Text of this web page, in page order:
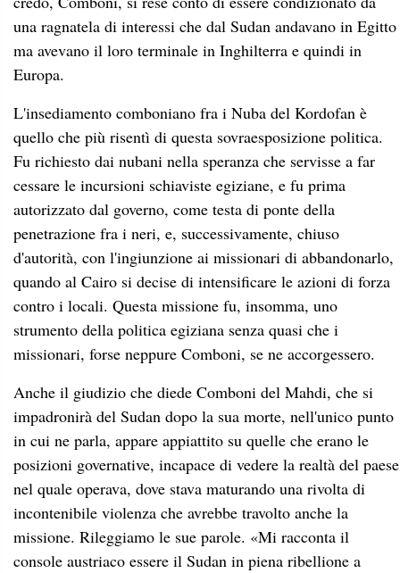
una ragnatela di interessi che dal Sudan andavano in Egitto
ma avevano il loro terminale in Inghilterra e quindi in
Europa.
L'insediamento comboniano fra i Nuba del Kordofan è
quello che più risentì di questa sovraesposizione politica.
Fu richiesto dai nubani nella speranza che servisse a far
cessare le incursioni schiaviste egiziane, e fu prima
autorizzato dal governo, come testa di ponte della
penetrazione fra i neri, e, successivamente, chiuso
d'autorità, con l'ingiunzione ai missionari di abbandonarlo,
quando al Cairo si decise di intensificare le azioni di forza
contro i locali. Questa missione fu, insomma, uno
strumento della politica egiziana senza quasi che i
missionari, forse neppure Comboni, se ne accorgessero.
Anche il giudizio che diede Comboni del Mahdi, che si
impadronirà del Sudan dopo la sua morte, nell'unico punto
in cui ne parla, appare appiattito su quelle che erano le
posizioni governative, incapace di vedere la realtà del paese
nel quale operava, dove stava maturando una rivolta di
incontenibile violenza che avrebbe travolto anche la
missione. Rileggiamo le sue parole. «Mi racconta il
console austriaco essere il Sudan in piena ribellione a